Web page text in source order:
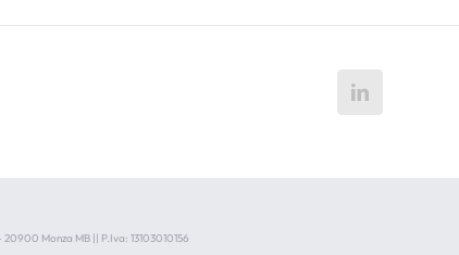
20900 Monza MB || P.Iva: 13103010156